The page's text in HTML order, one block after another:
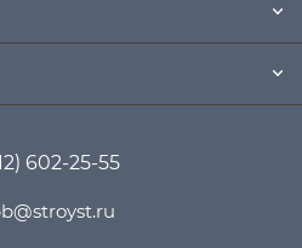
602-25-55